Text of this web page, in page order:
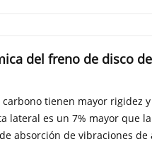
del freno de disco
tienen mayor rigidez
lateral es un 7% mayor que
absorción de vibraciones